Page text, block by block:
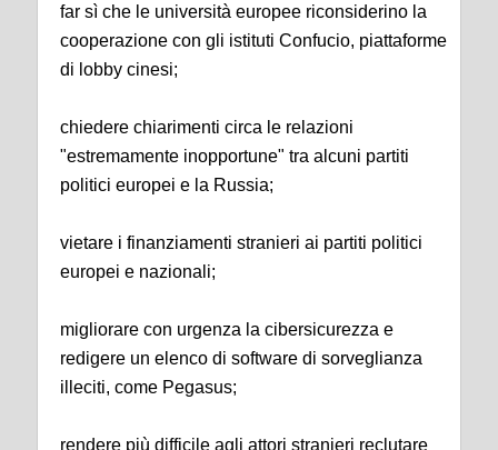
far sì che le università europee riconsiderino la
cooperazione con gli istituti Confucio, piattaforme
di lobby cinesi;
chiedere chiarimenti circa le relazioni
"estremamente inopportune" tra alcuni partiti
politici europei e la Russia;
vietare i finanziamenti stranieri ai partiti politici
europei e nazionali;
migliorare con urgenza la cibersicurezza e
redigere un elenco di software di sorveglianza
illeciti, come Pegasus;
rendere più difficile agli attori stranieri reclutare